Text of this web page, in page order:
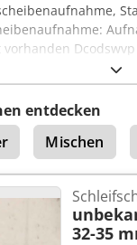
entdecken
Mischen
32-35